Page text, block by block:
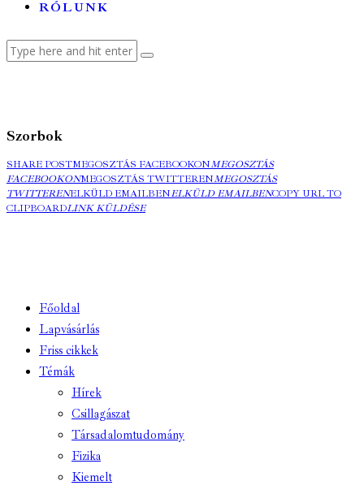
RÓLUNK
Szorbok
SHARE POSTMEGOSZTÁS FACEBOOKONMEGOSZTÁS
FACEBOOKONMEGOSZTÁS TWITTERENMEGOSZTÁS
TWITTERENELKÜLD EMAILBENELKÜLD EMAILBENCOPY URL TO
CLIPBOARDLINK KÜLDÉSE
Főoldal
Lapvásárlás
Friss cikkek
Témák
Hírek
Csillagászat
Társadalomtudomány
Fizika
Kiemelt